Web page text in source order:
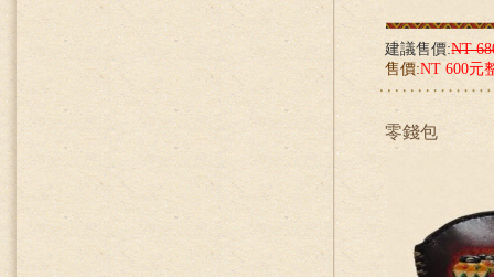
建議售價:NT
售價:NT 600元
零錢包